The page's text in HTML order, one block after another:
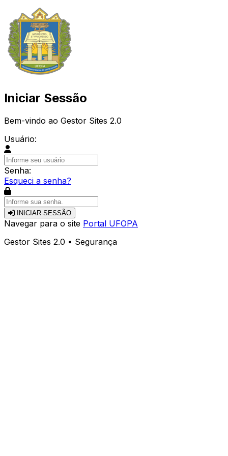
Iniciar Sessão
Bem-vindo ao Gestor Sites 2.0
Usuário:
Senha:
Esqueci a senha?
INICIAR SESSÃO
Navegar para o site Portal UFOPA
Gestor Sites 2.0 • Segurança